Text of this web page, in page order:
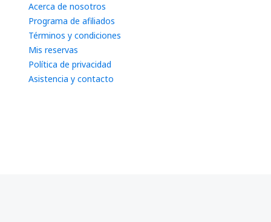
Acerca de nosotros
Programa de afiliados
Términos y condiciones
Mis reservas
Política de privacidad
Asistencia y contacto